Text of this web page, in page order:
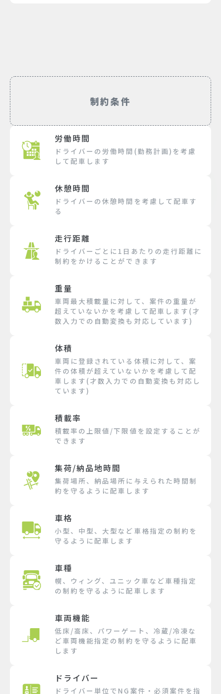
制約条件
労働時間
ドライバーの労働時間(勤務計画)を考慮
して配車します
休憩時間
ドライバーの休憩時間を考慮して配車す
る
走行距離
ドライバーごとに1日あたりの走行距離に
制約をかけることができます
重量
車両最大積載量に対して、案件の重量が
超えていないかを考慮して配車します(才
数入力での自動変換も対応しています)
体積
車両に登録されている体積に対して、案
件の体積が超えていないかを考慮して配
車します(才数入力での自動変換も対応し
ています)
積載率
積載率の上限値/下限値を設定することが
できます
集荷/納品地時間
集荷場所、納品場所に与えられた時間制
約を守るように配車します
車格
小型、中型、大型など車格指定の制約を
守るように配車します
車種
幌、ウィング、ユニック車など車種指定
の制約を守るように配車します
車両機能
低床/高床、パワーゲート、冷蔵/冷凍な
ど車両機能指定の制約を守るように配車
します
ドライバー
ドライバー単位でNG案件・必須案件を指